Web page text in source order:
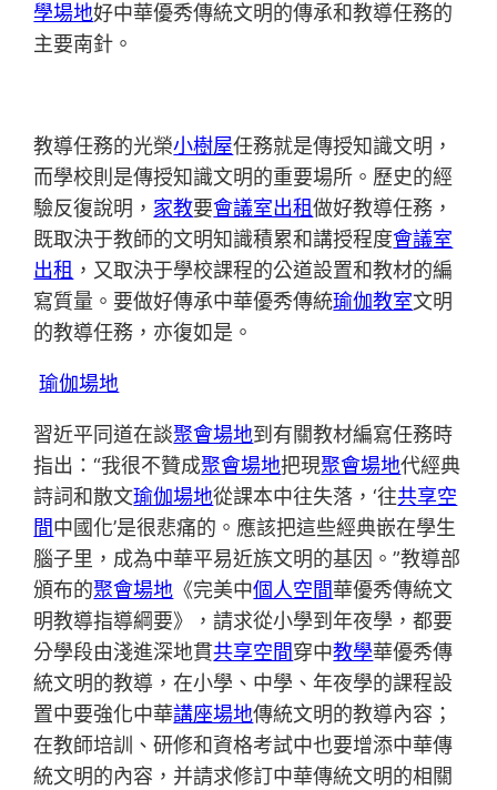
學場地好中華優秀傳統文明的傳承和教導任務的
主要南針。
教導任務的光榮小樹屋任務就是傳授知識文明，
而學校則是傳授知識文明的重要場所。歷史的經
驗反復說明， 家教要會議室出租做好教導任務，
既取決于教師的文明知識積累和講授程度會議室
出租 ，又取決于學校課程的公道設置和教材的編
寫質量。要做好傳承中華優秀傳統瑜伽教室文明
的教導任務，亦復如是。
瑜伽場地
習近平同道在談聚會場地到有關教材編寫任務時
指出：“我很不贊成聚會場地把現聚會場地代經典
詩詞和散文瑜伽場地從課本中往失落，‘往共享空
間中國化’是很悲痛的。應該把這些經典嵌在學生
腦子里，成為中華平易近族文明的基因。”教導部
頒布的聚會場地 《完美中個人空間華優秀傳統文
明教導指導綱要》，請求從小學到年夜學，都要
分學段由淺進深地貫共享空間穿中教學華優秀傳
統文明的教導，在小學、中學、年夜學的課程設
置中要強化中華講座場地傳統文明的教導內容；
在教師培訓、研修和資格考試中也要增添中華傳
統文明的內容，并請求修訂中華傳統文明的相關